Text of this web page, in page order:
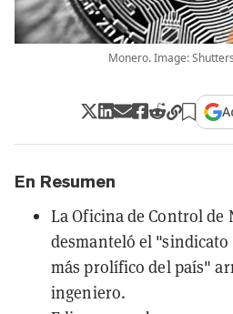
Monero. Image:
En Resumen
La Oficina de Control de
desmanteló el
más prolífico del país"
ingeniero.